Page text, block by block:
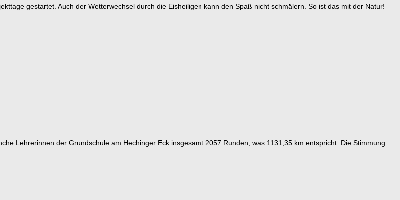
gestartet. Auch der Wetterwechsel durch die Eisheiligen kann den Spaß nicht schmälern. So ist das mit der Natur!
Lehrerinnen der Grundschule am Hechinger Eck insgesamt 2057 Runden, was 1131,35 km entspricht. Die Stimmung